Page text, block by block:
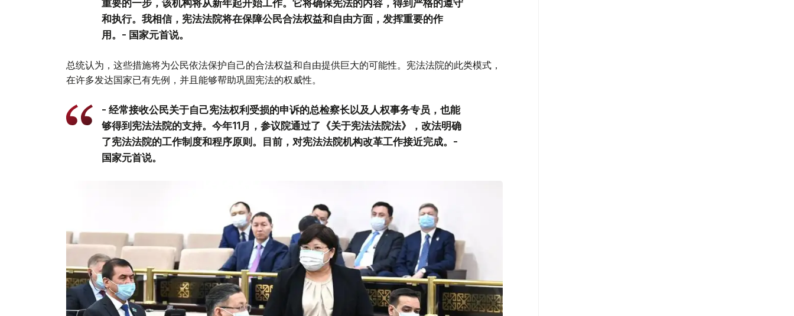
重要的一步，该机构将从新年起开始工作。它将确保宪法的内容，得到严格的遵守
和执行。我相信，宪法法院将在保障公民合法权益和自由方面，发挥重要的作
用。- 国家元首说。
总统认为，这些措施将为公民依法保护自己的合法权益和自由提供巨大的可能性。宪法法院的此类模式，
在许多发达国家已有先例，并且能够帮助巩固宪法的权威性。
- 经常接收公民关于自己宪法权利受损的申诉的总检察长以及人权事务专员，也能
够得到宪法法院的支持。今年11月，参议院通过了《关于宪法法院法》，改法明确
了宪法法院的工作制度和程序原则。目前，对宪法法院机构改革工作接近完成。-
国家元首说。